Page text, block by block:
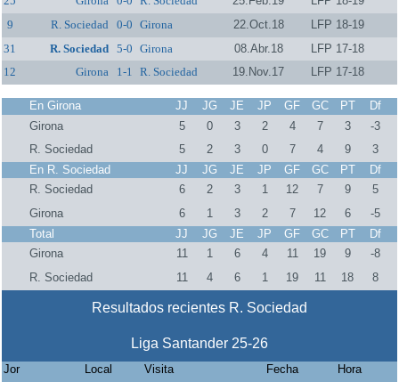
9
R. Sociedad 0-0 Girona 22.Oct.18
LFP 18-19
31
R. Sociedad 5-0 Girona 08.Abr.18
LFP 17-18
12
Girona 1-1 R. Sociedad 19.Nov.17 LFP 17-18
En Girona JJ JG JE JP GF GC PT
Df
Girona
5 0 3 2 4 7 3
-3
R. Sociedad
5 2 3 0 7 4 9
3
En R. Sociedad
JJ JG JE JP GF GC PT
Df
R. Sociedad
6 2 3 1 12 7 9
5
Girona
6 1 3 2 7 12 6
-5
Total
JJ JG JE JP GF GC PT
Df
Girona
11 1 6 4 11 19 9
-8
R. Sociedad
11 4 6 1 19 11 18 8
Resultados recientes R. Sociedad
Liga Santander 25-26
Jor Local Visita Fecha
Hora